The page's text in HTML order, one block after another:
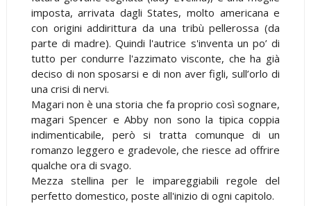
imposta, arrivata dagli States, molto americana e
con origini addirittura da una tribù pellerossa (da
parte di madre). Quindi l'autrice s'inventa un po’ di
tutto per condurre l'azzimato visconte, che ha già
deciso di non sposarsi e di non aver figli, sull’orlo di
una crisi di nervi.
Magari non è una storia che fa proprio così sognare,
magari Spencer e Abby non sono la tipica coppia
indimenticabile, però si tratta comunque di un
romanzo leggero e gradevole, che riesce ad offrire
qualche ora di svago.
Mezza stellina per le impareggiabili regole del
perfetto domestico, poste all'inizio di ogni capitolo.